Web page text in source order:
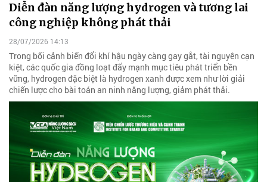
Diễn đàn năng lượng hydrogen và tương lai
công nghiệp không phát thải
28/07/2026 14:13
Trong bối cảnh biến đổi khí hậu ngày càng gay gắt, tài nguyên cạn
kiệt, các quốc gia đồng loạt đẩy mạnh mục tiêu phát triển bền
vững, hydrogen đặc biệt là hydrogen xanh được xem như lời giải
chiến lược cho bài toán an ninh năng lượng, giảm phát thải.